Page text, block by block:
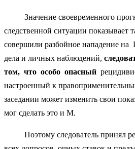
Значение своевременного
следственной ситуации показывает
совершили разбойное нападение на
дела и личных наблюдений,
том, что особо опасный
настроенный к
заседании может изменить свои
мог сделать это и М.
Поэтому следователь принял